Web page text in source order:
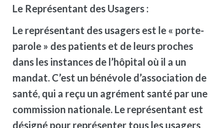
Le Représentant des Usagers :
Le représentant des usagers est le « porte-
parole » des patients et de leurs proches
dans les instances de l’hôpital où il a un
mandat. C’est un bénévole d’association de
santé, qui a reçu un agrément santé par une
commission nationale. Le représentant est
désigné pour représenter tous les usagers